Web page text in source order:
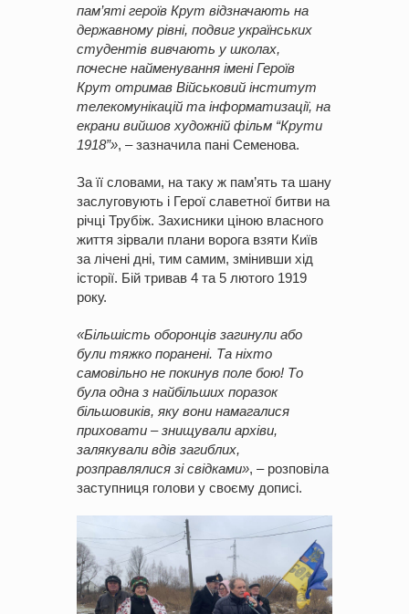
пам’яті героїв Крут відзначають на
державному рівні, подвиг українських
студентів вивчають у школах,
почесне найменування імені Героїв
Крут отримав Військовий інститут
телекомунікацій та інформатизації, на
екрани вийшов художній фільм “Крути
1918”», – зазначила пані Семенова.
За її словами, на таку ж пам’ять та шану
заслуговують і Герої славетної битви на
річці Трубіж. Захисники ціною власного
життя зірвали плани ворога взяти Київ
за лічені дні, тим самим, змінивши хід
історії. Бій тривав 4 та 5 лютого 1919
року.
«Більшість оборонців загинули або
були тяжко поранені. Та ніхто
самовільно не покинув поле бою! То
була одна з найбільших поразок
більшовиків, яку вони намагалися
приховати – знищували архіви,
залякували вдів загиблих,
розправлялися зі свідками», – розповіла
заступниця голови у своєму дописі.